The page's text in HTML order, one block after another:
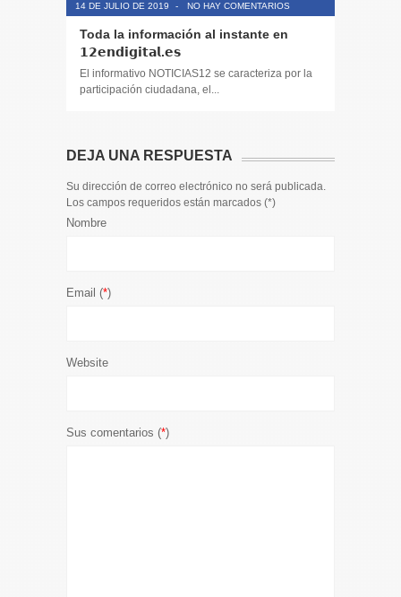
14 DE JULIO DE 2019 - NO HAY COMENTARIOS
Toda la información al instante en
𝟭𝟮𝗲𝗻𝗱𝗶𝗴𝗶𝘁𝗮𝗹.𝗲𝘀
El informativo NOTICIAS12 se caracteriza por la
participación ciudadana, el...
DEJA UNA RESPUESTA
Su dirección de correo electrónico no será publicada.
Los campos requeridos están marcados (*)
Nombre
Email (*)
Website
Sus comentarios (*)